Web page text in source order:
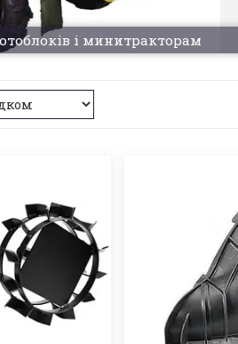
і минитракторам